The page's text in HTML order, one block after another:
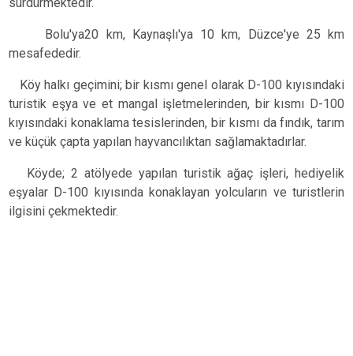
Bolu'ya20 km, Kaynaşlı'ya 10 km, Düzce'ye 25 km
mesafededir.
Köy halkı geçimini; bir kısmı genel olarak D-100 kıyısındaki
turistik eşya ve et mangal işletmelerinden, bir kısmı D-100
kıyısındaki konaklama tesislerinden, bir kısmı da fındık, tarım
ve küçük çapta yapılan hayvancılıktan sağlamaktadırlar.
Köyde; 2 atölyede yapılan turistik ağaç işleri, hediyelik
eşyalar D-100 kıyısında konaklayan yolcuların ve turistlerin
ilgisini çekmektedir.